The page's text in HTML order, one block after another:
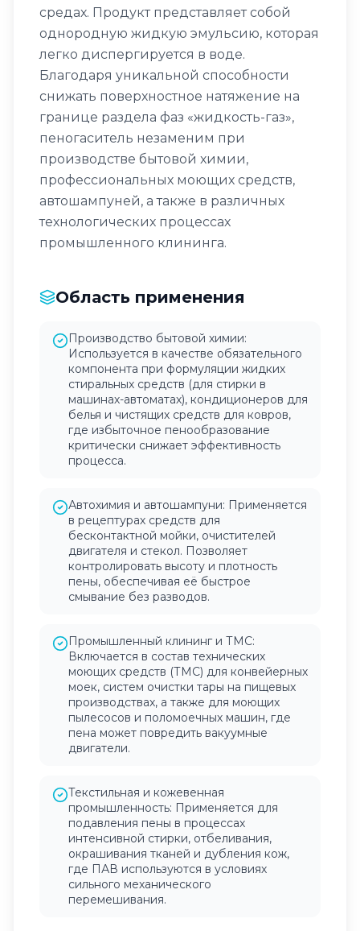
средах. Продукт представляет собой
однородную жидкую эмульсию, которая
легко диспергируется в воде.
Благодаря уникальной способности
снижать поверхностное натяжение на
границе раздела фаз «жидкость-газ»,
пеногаситель незаменим при
производстве бытовой химии,
профессиональных моющих средств,
автошампуней, а также в различных
технологических процессах
промышленного клининга.
Область применения
Производство бытовой химии:
Используется в качестве обязательного
компонента при формуляции жидких
стиральных средств (для стирки в
машинах-автоматах), кондиционеров для
белья и чистящих средств для ковров,
где избыточное пенообразование
критически снижает эффективность
процесса.
Автохимия и автошампуни: Применяется
в рецептурах средств для
бесконтактной мойки, очистителей
двигателя и стекол. Позволяет
контролировать высоту и плотность
пены, обеспечивая её быстрое
смывание без разводов.
Промышленный клининг и ТМС:
Включается в состав технических
моющих средств (ТМС) для конвейерных
моек, систем очистки тары на пищевых
производствах, а также для моющих
пылесосов и поломоечных машин, где
пена может повредить вакуумные
двигатели.
Текстильная и кожевенная
промышленность: Применяется для
подавления пены в процессах
интенсивной стирки, отбеливания,
окрашивания тканей и дубления кож,
где ПАВ используются в условиях
сильного механического
перемешивания.